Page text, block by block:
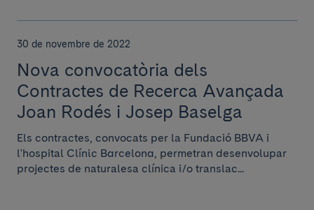
30 de novembre de 2022
Nova convocatòria dels
Contractes de Recerca Avançada
Joan Rodés i Josep Baselga
Els contractes, convocats per la Fundació BBVA i
l'hospital Clínic Barcelona, ​​permetran desenvolupar
projectes de naturalesa clínica i/o translac...